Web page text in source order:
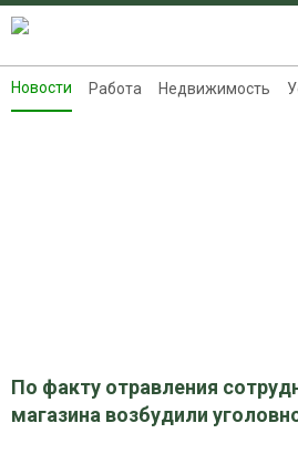
Новости
Новости Работа Недвижимость
По факту отравления
магазина возбудили